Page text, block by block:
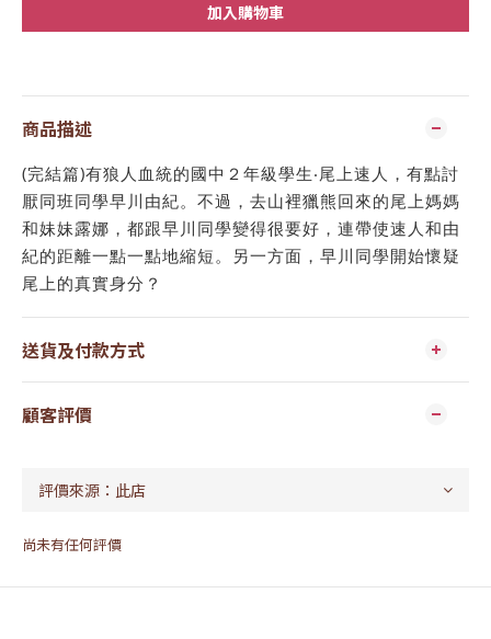
加入購物車
商品描述
(完結篇)有狼人血統的國中２年級學生‧尾上速人，有點討
厭同班同學早川由紀。不過，去山裡獵熊回來的尾上媽媽
和妹妹露娜，都跟早川同學變得很要好，連帶使速人和由
紀的距離一點一點地縮短。另一方面，早川同學開始懷疑
尾上的真實身分？
送貨及付款方式
顧客評價
尚未有任何評價